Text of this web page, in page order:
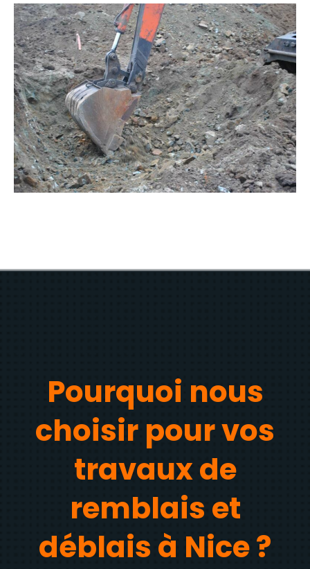
Pourquoi nous
choisir pour vos
travaux de
remblais et
déblais à Nice ?